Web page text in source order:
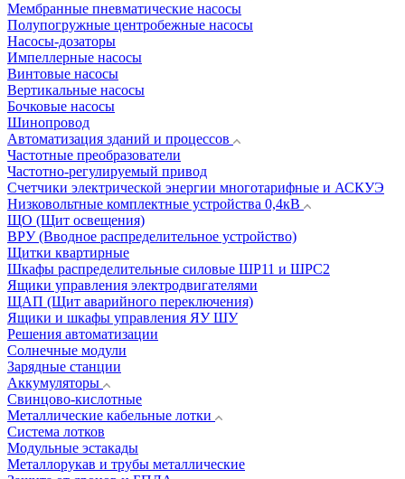
Мембранные пневматические насосы
Полупогружные центробежные насосы
Насосы-дозаторы
Импеллерные насосы
Винтовые насосы
Вертикальные насосы
Бочковые насосы
Шинопровод
Автоматизация зданий и процессов
Частотные преобразователи
Частотно-регулируемый привод
Счетчики электрической энергии многотарифные и АСКУЭ
Низковольтные комплектные устройства 0,4кВ
ЩО (Щит освещения)
ВРУ (Вводное распределительное устройство)
Щитки квартирные
Шкафы распределительные силовые ШР11 и ШРС2
Ящики управления электродвигателями
ЩАП (Щит аварийного переключения)
Ящики и шкафы управления ЯУ ШУ
Решения автоматизации
Солнечные модули
Зарядные станции
Аккумуляторы
Свинцово-кислотные
Металлические кабельные лотки
Система лотков
Модульные эстакады
Металлорукав и трубы металлические